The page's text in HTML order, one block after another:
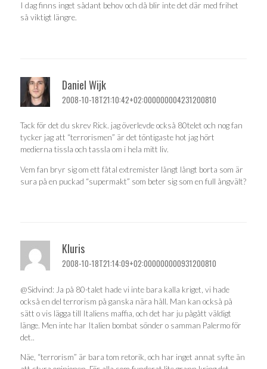
I dag finns inget sådant behov och då blir inte det där med frihet
så viktigt längre.
Daniel Wijk
2008-10-18T21:10:42+02:000000004231200810
Tack för det du skrev Rick. jag överlevde också 80telet och nog fan
tycker jag att “terrorismen” är det töntigaste hot jag hört
medierna tissla och tassla om i hela mitt liv.
Vem fan bryr sig om ett fåtal extremister långt långt borta som är
sura på en puckad “supermakt” som beter sig som en full ångvält?
Kluris
2008-10-18T21:14:09+02:000000000931200810
@Sidvind: Ja på 80-talet hade vi inte bara kalla kriget, vi hade
också en del terrorism på ganska nära håll. Man kan också på
sätt o vis lägga till Italiens maffia, och det har ju pågått väldigt
länge. Men inte har Italien bombat sönder o samman Palermo för
det..
Näe, “terrorism” är bara tom retorik, och har inget annat syfte än